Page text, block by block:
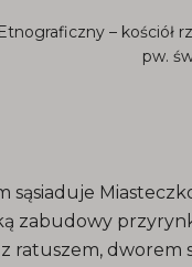
– kościół
pw.
sąsiaduje
zabudowy
z ratuszem, dworem